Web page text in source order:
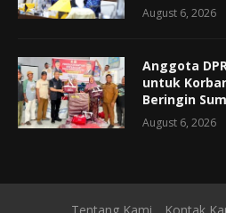
August 6, 2026
Anggota
untuk
Beringin
August 6, 2026